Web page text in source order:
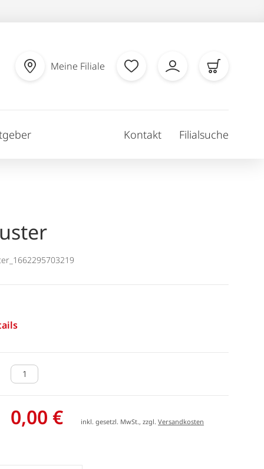
Meine Filiale
Kontakt Filialsuche
0,00 € inkl. gesetzl. MwSt., zzgl.Versandkosten